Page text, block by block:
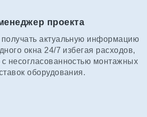
проекта
получать актуальную информацию
окна 24/7 избегая расходов,
несогласованностью монтажных
оборудования.